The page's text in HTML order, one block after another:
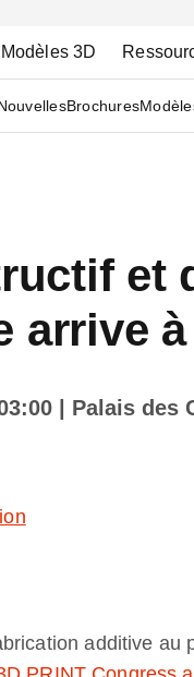
Modèles 3D
Brochures
et
arrive
| Palais des
additive au